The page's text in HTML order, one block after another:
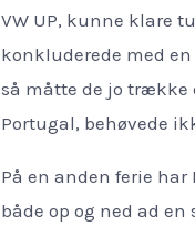
VW UP, kunne klare
konkluderede med
så måtte de jo trække
Portugal, behøvede
På en anden ferie
både op og ned ad